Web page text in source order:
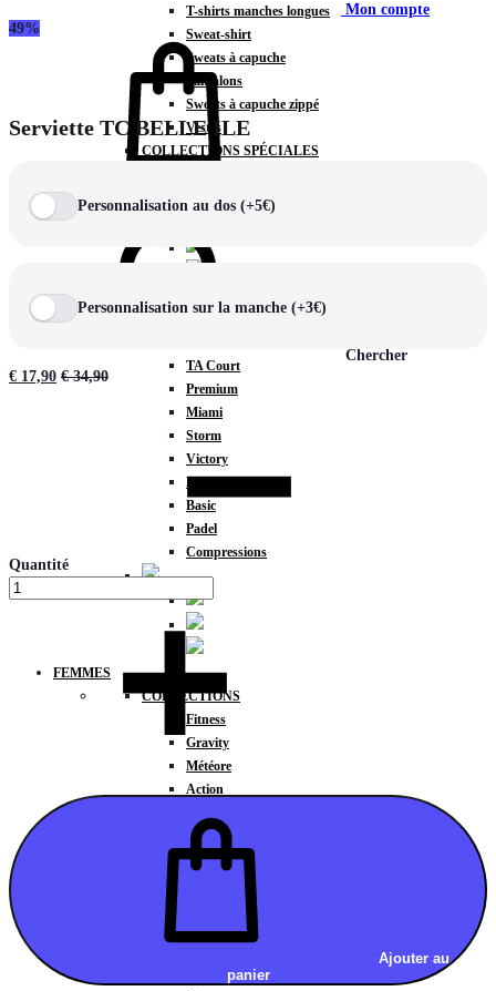
T-shirts manches longues
Sweat-shirt
Sweats à capuche
Pantalons
Sweats à capuche zippé
Vestes
COLLECTIONS SPÉCIALES
TA Court
Premium
Miami
Storm
Victory
Météore
Basic
Padel
Compressions
FEMMES
COLLECTIONS
Fitness
Gravity
Météore
Action
Brassières
Débardeurs
T-shirts manches courtes
T-shirts manches longues
Sweat-shirts
Sweats à capuche zippé
Mon compte
Chercher
49%
Serviette TC BELLE ILE
Personnalisation au dos (+5€)
Personnalisation sur la manche (+3€)
€ 17,90 €34,90
Quantité
Ajouter au
panier